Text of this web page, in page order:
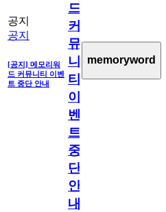
공지
공지
[공지] 메모리워
드 커뮤니티 이벤
트 중단 안내
드
커
뮤
니
티
이
벤
트
중
단
안
내
memoryword